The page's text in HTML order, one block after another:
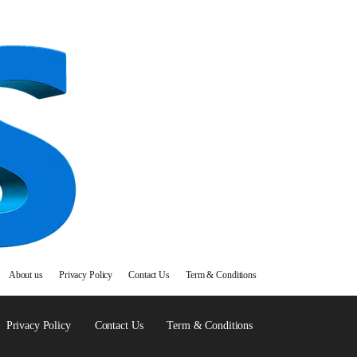
About us Privacy Policy Contact Us Term & Conditions
Privacy Policy Contact Us Term & Conditions